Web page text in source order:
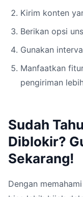
Kirim konten
Berikan opsi
Gunakan
Manfaatkan
pengiriman
Sudah
Diblokir?
Sekarang!
Dengan